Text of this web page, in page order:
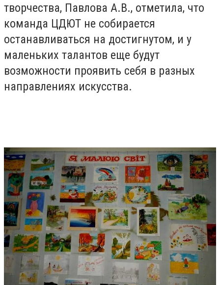
творчества, Павлова А.В., отметила, что
команда ЦДЮТ не собирается
останавливаться на достигнутом, и у
маленьких талантов еще будут
возможности проявить себя в разных
направлениях искусства.